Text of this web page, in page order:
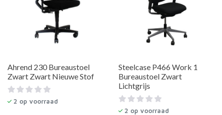
Ahrend 230 Bureaustoel
Zwart Zwart Nieuwe Stof
2 op voorraad
Steelcase P466 Work 1
Bureaustoel Zwart
Lichtgrijs
2 op voorraad